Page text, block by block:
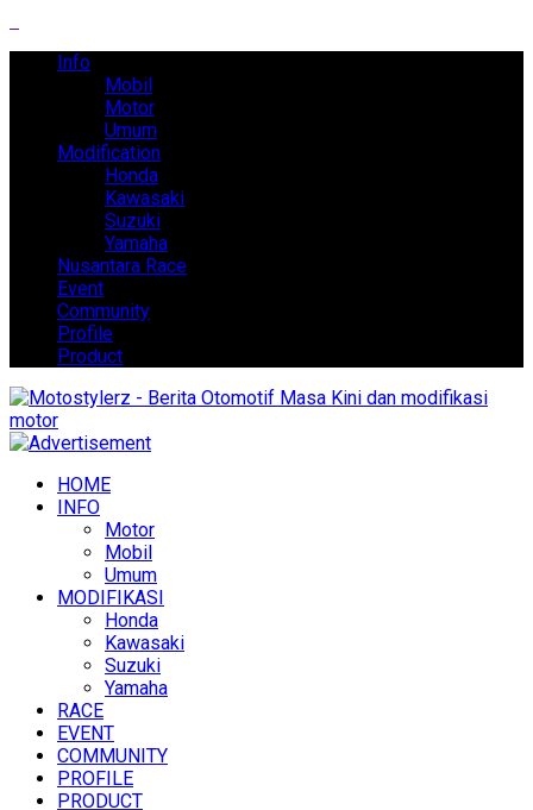
Info
Mobil
Motor
Umum
Modification
Honda
Kawasaki
Suzuki
Yamaha
Nusantara Race
Event
Community
Profile
Product
HOME
INFO
Motor
Mobil
Umum
MODIFIKASI
Honda
Kawasaki
Suzuki
Yamaha
RACE
EVENT
COMMUNITY
PROFILE
PRODUCT